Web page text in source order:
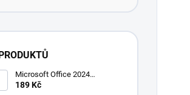
Microsoft Office 2024
Professional Plus
189 Kč